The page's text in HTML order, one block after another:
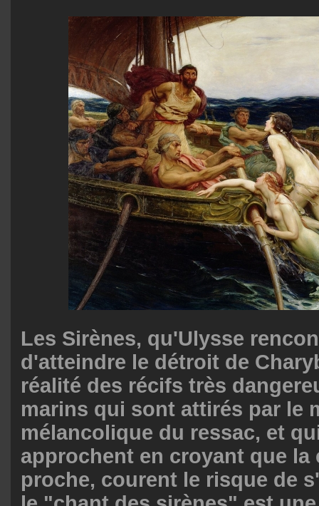
Les Sirènes, qu'Ulysse
d'atteindre le détroit de
réalité des récifs très
marins qui sont attirés par le
mélancolique du ressac, et
approchent en croyant que la
proche, courent le risque de